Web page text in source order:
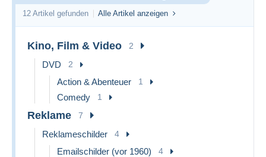
12 Artikel gefunden Alle Artikel anzeigen
Kino, Film & Video 2
DVD 2
Action & Abenteuer 1
Comedy 1
Reklame 7
Reklameschilder 4
Emailschilder (vor 1960) 4